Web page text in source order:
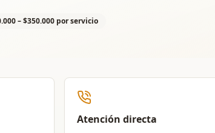
– $350.000 por servicio
Atención directa